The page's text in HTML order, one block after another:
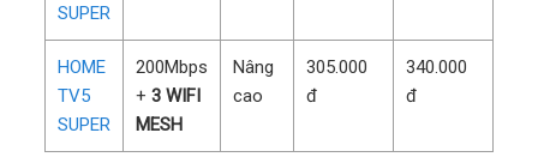
SUPER
HOME
TV5
SUPER
200Mbps
+ 3 WIFI
MESH
Nâng
cao
305.000
đ
340.000
đ